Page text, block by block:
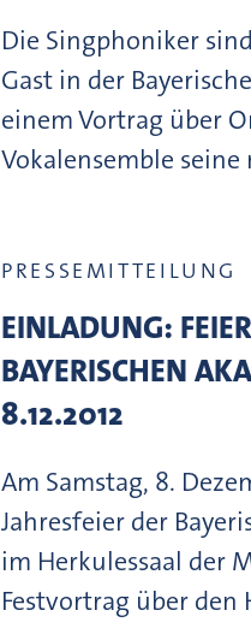
Die Singphoniker
Gast in der
einem Vortrag über
Vokalensemble seine
PRESSEMITTEILUNG
EINLADUNG:
BAYERISCHEN
8.12.2012
Am Samstag, 8.
Jahresfeier der
im Herkulessaal der
Festvortrag über